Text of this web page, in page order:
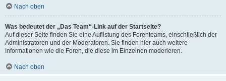
Nach oben
Was bedeutet der „Das Team“-Link auf der Startseite?
Auf dieser Seite finden Sie eine Auflistung des Forenteams, einschließlich der
Administratoren und der Moderatoren. Sie finden hier auch weitere
Informationen wie die Foren, die diese im Einzelnen moderieren.
Nach oben